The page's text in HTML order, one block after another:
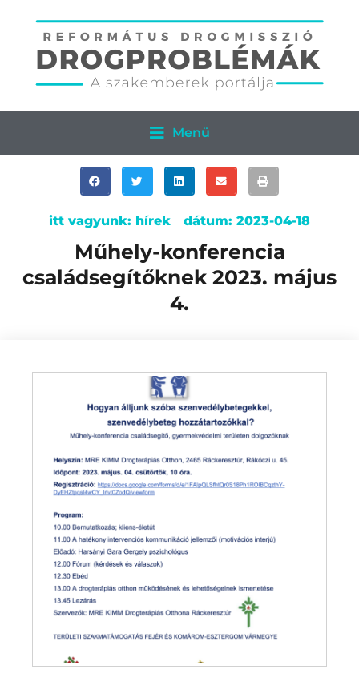
Menü
itt vagyunk: hírek dátum: 2023-04-18
Műhely-konferencia
családsegítőknek 2023. május
4.